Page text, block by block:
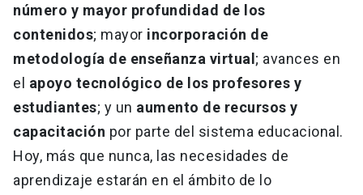
número y mayor profundidad de los
contenidos; mayor incorporación de
metodología de enseñanza virtual ; avances en
el apoyo tecnológico de los profesores y
estudiantes; y un aumento de recursos y
capacitación por parte del sistema educacional.
Hoy, más que nunca, las necesidades de
aprendizaje estarán en el ámbito de lo